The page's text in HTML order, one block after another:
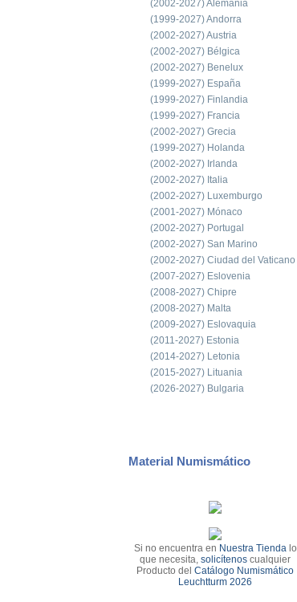
(2002-2027) Alemania
(1999-2027) Andorra
(2002-2027) Austria
(2002-2027) Bélgica
(2002-2027) Benelux
(1999-2027) España
(1999-2027) Finlandia
(1999-2027) Francia
(2002-2027) Grecia
(1999-2027) Holanda
(2002-2027) Irlanda
(2002-2027) Italia
(2002-2027) Luxemburgo
(2001-2027) Mónaco
(2002-2027) Portugal
(2002-2027) San Marino
(2002-2027) Ciudad del Vaticano
(2007-2027) Eslovenia
(2008-2027) Chipre
(2008-2027) Malta
(2009-2027) Eslovaquia
(2011-2027) Estonia
(2014-2027) Letonia
(2015-2027) Lituania
(2026-2027) Bulgaria
Material Numismático
Si no encuentra en Nuestra Tienda lo
que necesita,solicítenos cualquier
Producto delCatálogo Numismático
Leuchtturm 2026